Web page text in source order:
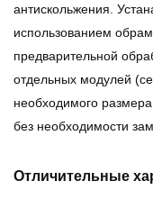
антискольжения.
использованием
предварительной
отдельных модулей
необходимого
без необходимости
Отличительные